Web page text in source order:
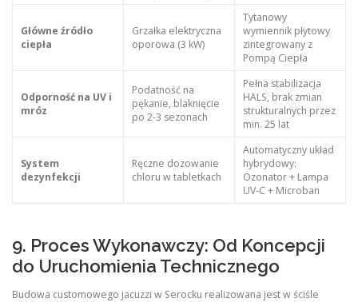
Główne źródło
ciepła
Grzałka elektryczna
oporowa (3 kW)
Tytanowy
wymiennik płytowy
zintegrowany z
Pompą Ciepła
Odporność na UV i
mróz
Podatność na
pękanie, blaknięcie
po 2-3 sezonach
Pełna stabilizacja
HALS, brak zmian
strukturalnych przez
min. 25 lat
System
dezynfekcji
Ręczne dozowanie
chloru w tabletkach
Automatyczny układ
hybrydowy:
Ozonator + Lampa
UV-C + Microban
9. Proces Wykonawczy: Od Koncepcji
do Uruchomienia Technicznego
Budowa customowego jacuzzi w Serocku realizowana jest w ściśle